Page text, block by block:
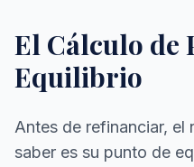
El Cálculo de
Equilibrio
Antes de refinanciar, el
saber es su punto de